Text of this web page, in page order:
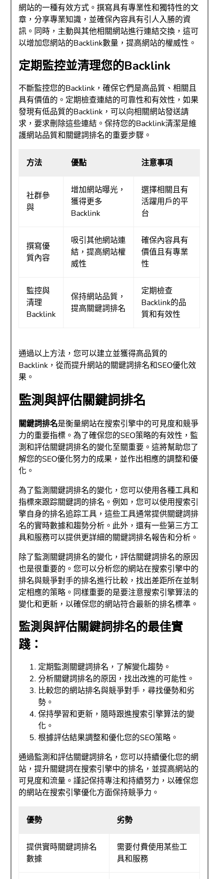
網站的一種有效方式。撰寫具有專業性和獨特性的文
章，分享專業知識，並確保內容具有引人入勝的資
訊。同時，主動與其他相關網站進行連結交換，這可
以增加您網站的Backlink數量，提高網站的權威性。
定期監控並清理您的Backlink
不斷監控您的Backlink，確保它們是高品質、相關且
具有價值的。定期檢查連結的可靠性和有效性，如果
發現有低品質的Backlink，可以向相關網站發送請
求，要求刪除這些連結。保持您的Backlink清潔是維
護網站品質和關鍵詞排名的重要步驟。
方法 優點 注意事項
社群參
與
增加網站曝光，
獲得更多
Backlink
選擇相關且有
活躍用戶的平
台
撰寫優
質內容
吸引其他網站連
結，提高網站權
威性
確保內容具有
價值且有專業
性
監控與
清理
Backlink
保持網站品質，
提高關鍵詞排名
定期檢查
Backlink的品
質和有效性
通過以上方法，您可以建立並獲得高品質的
Backlink，從而提升網站的關鍵詞排名和SEO優化效
果。
監測與評估關鍵詞排名
關鍵詞排名是衡量網站在搜索引擎中的可見度和競爭
力的重要指標。為了確保您的SEO策略的有效性，監
測和評估關鍵詞排名的變化至關重要。這將幫助您了
解您的SEO優化努力的成果，並作出相應的調整和優
化。
為了監測關鍵詞排名的變化，您可以使用各種工具和
指標來跟踪關鍵詞的排名。例如，您可以使用搜索引
擎自身的排名追踪工具，這些工具通常提供關鍵詞排
名的實時數據和趨勢分析。此外，還有一些第三方工
具和服務可以提供更詳細的關鍵詞排名報告和分析。
除了監測關鍵詞排名的變化，評估關鍵詞排名的原因
也是很重要的。您可以分析您的網站在搜索引擎中的
排名與競爭對手的排名進行比較，找出差距所在並制
定相應的策略。同樣重要的是要注意搜索引擎算法的
變化和更新，以確保您的網站符合最新的排名標準。
監測與評估關鍵詞排名的最佳實
踐：
定期監測關鍵詞排名，了解變化趨勢。
分析關鍵詞排名的原因，找出改進的可能性。
比較您的網站排名與競爭對手，尋找優勢和劣
勢。
保持學習和更新，隨時跟進搜索引擎算法的變
化。
根據評估結果調整和優化您的SEO策略。
通過監測和評估關鍵詞排名，您可以持續優化您的網
站，提升關鍵詞在搜索引擎中的排名，並提高網站的
可見度和流量。謹記保持專注和持續努力，以確保您
的網站在搜索引擎優化方面保持競爭力。
優勢 劣勢
提供實時關鍵詞排名
數據
需要付費使用某些工
具和服務